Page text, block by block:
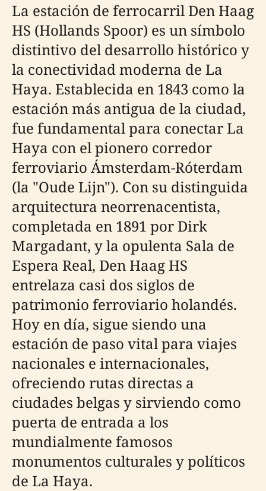
La estación de ferrocarril Den Haag
HS (Hollands Spoor) es un símbolo
distintivo del desarrollo histórico y
la conectividad moderna de La
Haya. Establecida en 1843 como la
estación más antigua de la ciudad,
fue fundamental para conectar La
Haya con el pionero corredor
ferroviario Ámsterdam-Róterdam
(la "Oude Lijn"). Con su distinguida
arquitectura neorrenacentista,
completada en 1891 por Dirk
Margadant, y la opulenta Sala de
Espera Real, Den Haag HS
entrelaza casi dos siglos de
patrimonio ferroviario holandés.
Hoy en día, sigue siendo una
estación de paso vital para viajes
nacionales e internacionales,
ofreciendo rutas directas a
ciudades belgas y sirviendo como
puerta de entrada a los
mundialmente famosos
monumentos culturales y políticos
de La Haya.